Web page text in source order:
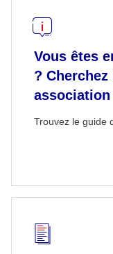
Vous êtes
?
association
Trouvez le guide